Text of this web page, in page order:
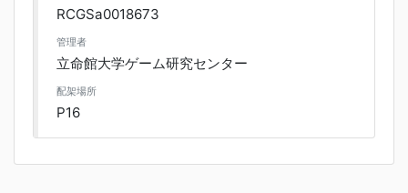
RCGSa0018673
管理者
立命館大学ゲーム研究センター
配架場所
P16